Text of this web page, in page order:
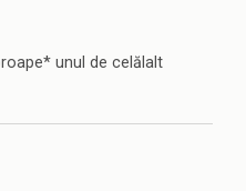
unul de celălalt